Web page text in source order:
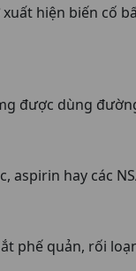
hiện biến cố
được dùng
aspirin hay các
phế quản, rối